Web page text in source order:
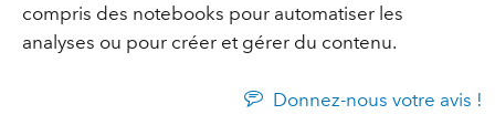
compris des notebooks pour automatiser les
analyses ou pour créer et gérer du contenu.
Donnez-nous votre avis !